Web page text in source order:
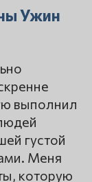
Ужин
выполнил
густой
Меня
которую